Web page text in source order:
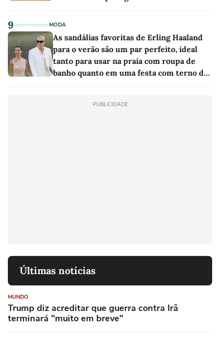
9 MODA
As sandálias favoritas de Erling Haaland
para o verão são um par perfeito, ideal
tanto para usar na praia com roupa de
banho quanto em uma festa com terno de
PUBLICIDADE
Últimas notícias
MUNDO
Trump diz acreditar que guerra contra Irã
terminará "muito em breve"